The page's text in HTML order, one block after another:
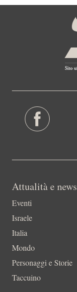
Attualità e news
Eventi
Israele
Italia
Mondo
Personaggi e Storie
Taccuino